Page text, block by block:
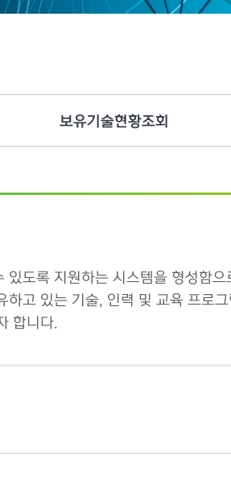
보유기술현황조회
도록 지원하는 시스템을 형성함으
고 있는 기술, 인력 및 교육 프로
합니다.